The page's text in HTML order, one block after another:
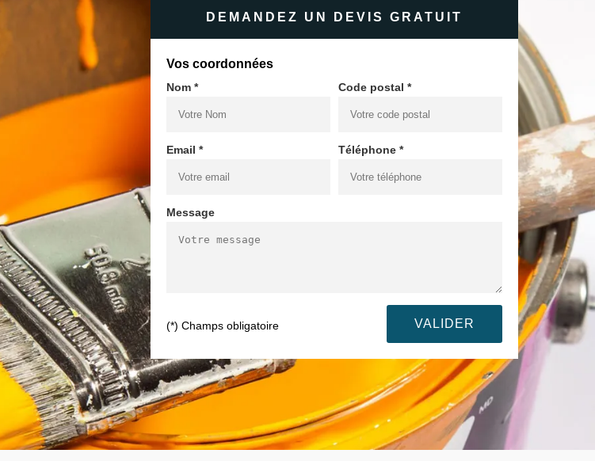
DEMANDEZ UN DEVIS GRATUIT
Vos coordonnées
Nom * Code postal *
Email * Téléphone *
Message
(*) Champs obligatoire